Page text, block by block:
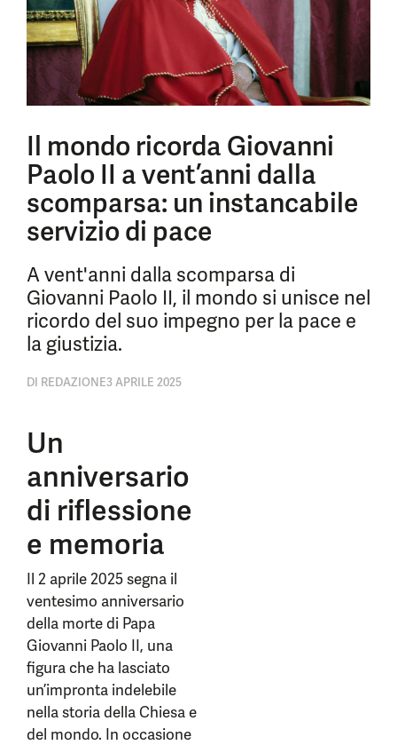
Il mondo ricorda Giovanni
Paolo II a vent’anni dalla
scomparsa: un instancabile
servizio di pace
A vent'anni dalla scomparsa di
Giovanni Paolo II, il mondo si unisce nel
ricordo del suo impegno per la pace e
la giustizia.
DI REDAZIONE3 APRILE 2025
Un
anniversario
di riflessione
e memoria
Il 2 aprile 2025 segna il
ventesimo anniversario
della morte di Papa
Giovanni Paolo II, una
figura che ha lasciato
un’impronta indelebile
nella storia della Chiesa e
del mondo. In occasione